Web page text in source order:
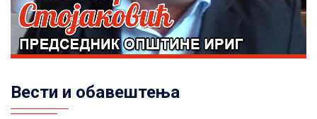
Вести и обавештења